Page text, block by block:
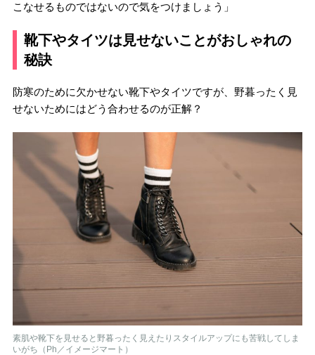
こなせるものではないので気をつけましょう」
靴下やタイツは見せないことがおしゃれの
秘訣
防寒のために欠かせない靴下やタイツですが、野暮ったく見
せないためにはどう合わせるのが正解？
素肌や靴下を見せると野暮ったく見えたりスタイルアップにも苦戦してしま
いがち（Ph／イメージマート）